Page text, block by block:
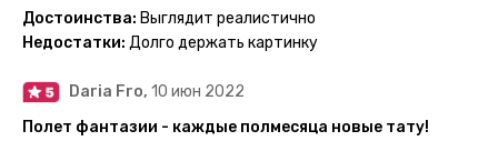
возможность. Муж смог сделать тату в нескольких местах
одной картинкой).
Достоинства: Выглядит реалистично
Недостатки: Долго держать картинку
Daria Fro, 10 июн 2022
Полет фантазии - каждые полмесяца новые тату!